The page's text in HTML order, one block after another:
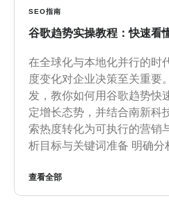
SEO指南
谷歌趋势实操教程：快速看
在全球化与本地化并行的时
度变化对企业决策至关重要
发，教你如何用谷歌趋势快
定增长态势，并结合南新科
索热度转化为可执行的营销
析目标与关键词准备 明确分
查看全部